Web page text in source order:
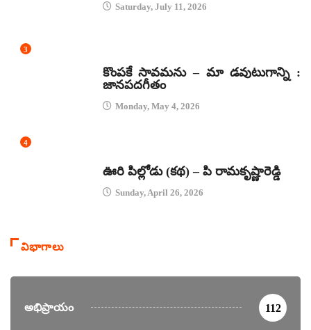
Saturday, July 11, 2026
3
కొంపకే సావమను – మా డవుటుగాన్ని :
జానపదగీతం
Monday, May 4, 2026
4
ఊరి పిల్లోడు (కథ) – పి రామకృష్ణారెడ్డి
Sunday, April 26, 2026
విభాగాలు
అభిప్రాయం 112